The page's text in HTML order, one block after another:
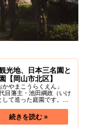
光地、日本三名園と
【岡山市北区】
やまこうらくえん」
目藩主・池田綱政（いけ
て造った庭園です。岡